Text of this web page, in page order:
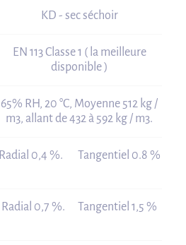
KD - sec séchoir
EN 113 Classe 1 ( la meilleure
disponible )
65% RH, 20 °C, Moyenne 512 kg /
m3, allant de 432 à 592 kg / m3.
Radial 0,4 %. Tangentiel 0.8 %
Radial 0,7 %. Tangentiel 1,5 %